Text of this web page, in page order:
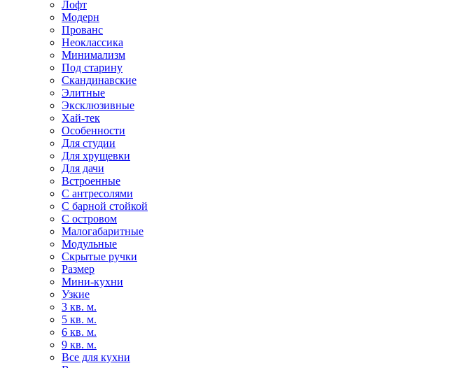
Лофт
Модерн
Прованс
Неоклассика
Минимализм
Под старину
Скандинавские
Элитные
Эксклюзивные
Хай-тек
Особенности
Для студии
Для хрущевки
Для дачи
Встроенные
С антресолями
С барной стойкой
С островом
Малогабаритные
Модульные
Скрытые ручки
Размер
Мини-кухни
Узкие
3 кв. м.
5 кв. м.
6 кв. м.
9 кв. м.
Все для кухни